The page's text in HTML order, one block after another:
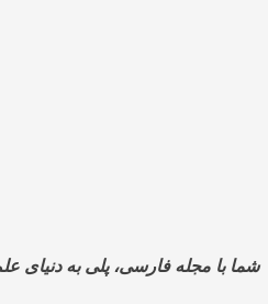
شما با مجله فارسی، پلی به دنیای